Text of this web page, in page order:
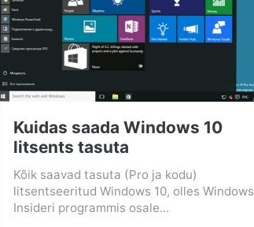
Kuidas saada Windows 10
litsents tasuta
Kõik saavad tasuta (Pro ja kodu)
litsentseeritud Windows 10, olles Windows
Insideri programmis osale...